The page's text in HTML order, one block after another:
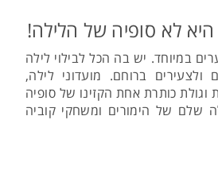
לא סופיה של הלילה!
במיוחד. יש בה הכל לבילוי לילה
ולצעירים ברוחם. מועדוני לילה,
וגולת כותרת אחת הקזינו של סופיה
שלם של הימורים ומשחקי קוביה